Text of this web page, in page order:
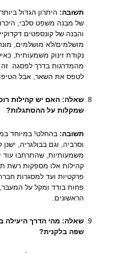
תשובה: היתרון הגדול
של מבנה משפט סלבי,
והבנה של קונספטים
מושלמים/לא מושלמים,
נקודת זינוק משמעותית,
מהמדרגות בדרך לפסגה. זה
לטפס את השאר, אבל
שאלה: האם יש קהילות
שמקלות על ההסתגלות?
תשובה: בהחלט! במיוחד
וסרביה, וגם בבולגריה, ישנן
משמעותיות, שהתרחבו עוד
קהילות אלו מספקות רשת
פרקטיות ועד למסגרות
פחות בודד ומקל על
הראשונים.
שאלה: מהי הדרך היעילה
שפה בלקנית?